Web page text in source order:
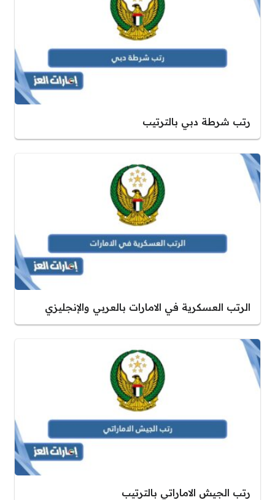
رتب شرطة دبي بالترتيب
الرتب العسكرية في الامارات بالعربي والإنجليزي
رتب الجيش الاماراتي بالترتيب